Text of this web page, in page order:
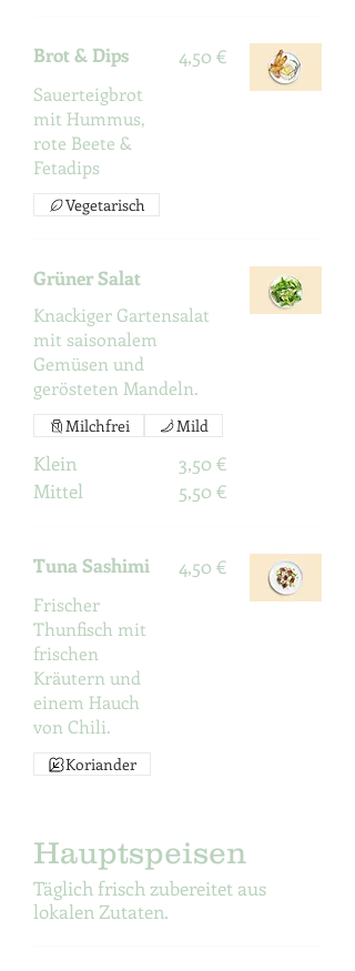
Brot & Dips
Sauerteigbrot
mit Hummus,
rote Beete &
Fetadips
4,50 €
Vegetarisch
Grüner Salat
Knackiger Gartensalat
mit saisonalem
Gemüsen und
gerösteten Mandeln.
Klein
3,50 €
Mittel
5,50 €
Milchfrei Mild
Tuna Sashimi
Frischer
Thunfisch mit
frischen
Kräutern und
einem Hauch
von Chili.
4,50 €
Koriander
Hauptspeisen
Täglich frisch zubereitet aus
lokalen Zutaten.